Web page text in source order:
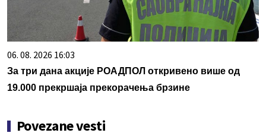
06. 08. 2026 16:03
За три дана акције РОАДПОЛ откривено више од
19.000 прекршаја прекорачења брзине
Povezane vesti